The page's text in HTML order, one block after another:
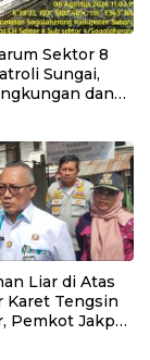
Sektor 8
Sungai,
dan
Liar di Atas
Karet Tengsin
Pemkot Jakpus